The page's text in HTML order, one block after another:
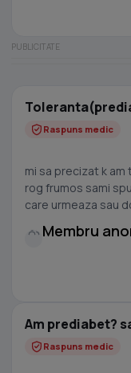
Raspuns medic
mi sa precizat k
rog frumos sami
care urmeaza sau
Membru
Am prediabet?
Raspuns medic